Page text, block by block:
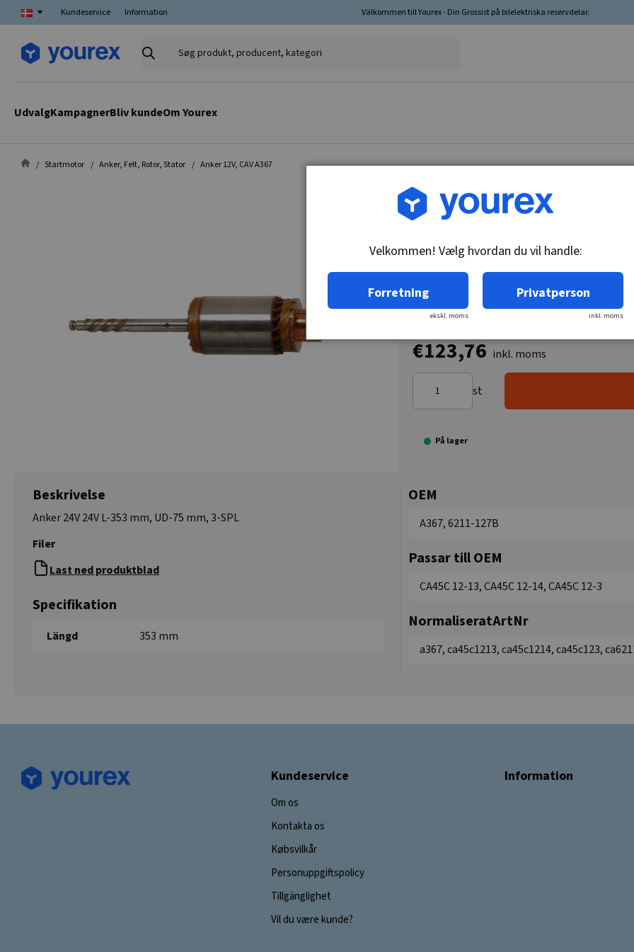
Kundeservice Information Välkommen till Yourex - Din Grossist på bilelektriska reservdelar.
Søg
UdvalgKampagnerBliv kundeOm Yourex
Startmotor Anker, Felt, Rotor, Stator Anker 12V, CAV A367
Vare nr.: CA-6211-127B
€123,76 inkl. moms
st
På lager
Beskrivelse
Anker 24V 24V L-353 mm, UD-75 mm, 3-SPL
Filer
Last ned produktblad
Specifikation
Längd 353 mm
OEM
A367, 6211-127B
Passar till OEM
CA45C 12-13, CA45C 12-14, CA45C 12-3
NormaliseratArtNr
a367, ca45c1213, ca45c1214, ca45c123,
Kundeservice
Om os
Kontakta os
Købsvilkår
Personuppgiftspolicy
Tillgänglighet
Vil du være kunde?
Information
Velkommen! Vælg hvordan du vil handle:
Forretning
ekskl. moms
Privatperson
inkl. moms